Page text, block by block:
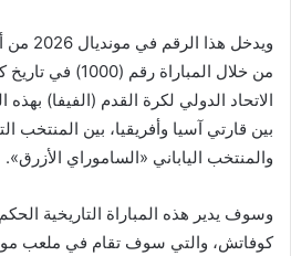
ويدخل
من خلال المباراة
الاتحاد الدولي لكرة القدم (الفيفا) بهذه
بين قارتي آسيا وأفريقيا، بين
والمنتخب الياباني «الساموراي الأزرق».
وسوف يدير هذه المباراة التاريخية
كوفاتش، والتي سوف تقام في ملعب